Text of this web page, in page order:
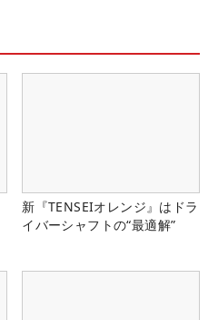
新『TENSEIオレンジ』はドラ
イバーシャフトの“最適解”